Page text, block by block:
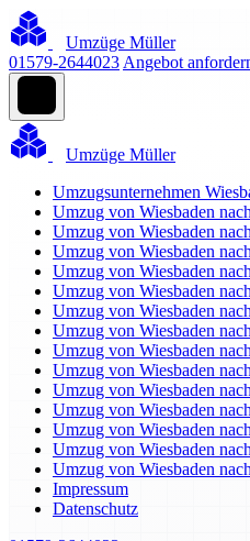
Umzüge Müller
01579-2644023 Angebot
Umzüge Müller
Umzugsunternehmen
Umzug von Wiesbaden
Umzug von Wiesbaden
Umzug von Wiesbaden
Umzug von Wiesbaden
Umzug von Wiesbaden
Umzug von Wiesbaden
Umzug von Wiesbaden
Umzug von Wiesbaden
Umzug von Wiesbaden
Umzug von Wiesbaden
Umzug von Wiesbaden
Umzug von Wiesbaden
Umzug von Wiesbaden
Umzug von Wiesbaden
Impressum
Datenschutz